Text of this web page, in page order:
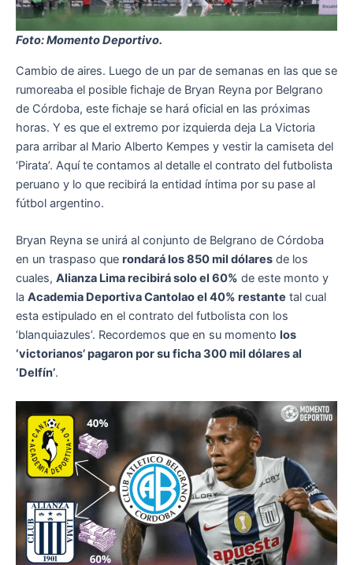
Foto: Momento Deportivo.
Cambio de aires. Luego de un par de semanas en las que se
rumoreaba el posible fichaje de Bryan Reyna por Belgrano
de Córdoba, este fichaje se hará oficial en las próximas
horas. Y es que el extremo por izquierda deja La Victoria
para arribar al Mario Alberto Kempes y vestir la camiseta del
‘Pirata’. Aquí te contamos al detalle el contrato del futbolista
peruano y lo que recibirá la entidad íntima por su pase al
fútbol argentino.
Bryan Reyna se unirá al conjunto de Belgrano de Córdoba
en un traspaso que rondará los 850 mil dólares de los
cuales, Alianza Lima recibirá solo el 60% de este monto y
la Academia Deportiva Cantolao el 40% restante tal cual
esta estipulado en el contrato del futbolista con los
‘blanquiazules’. Recordemos que en su momento los
‘victorianos’ pagaron por su ficha 300 mil dólares al
‘Delfín’.